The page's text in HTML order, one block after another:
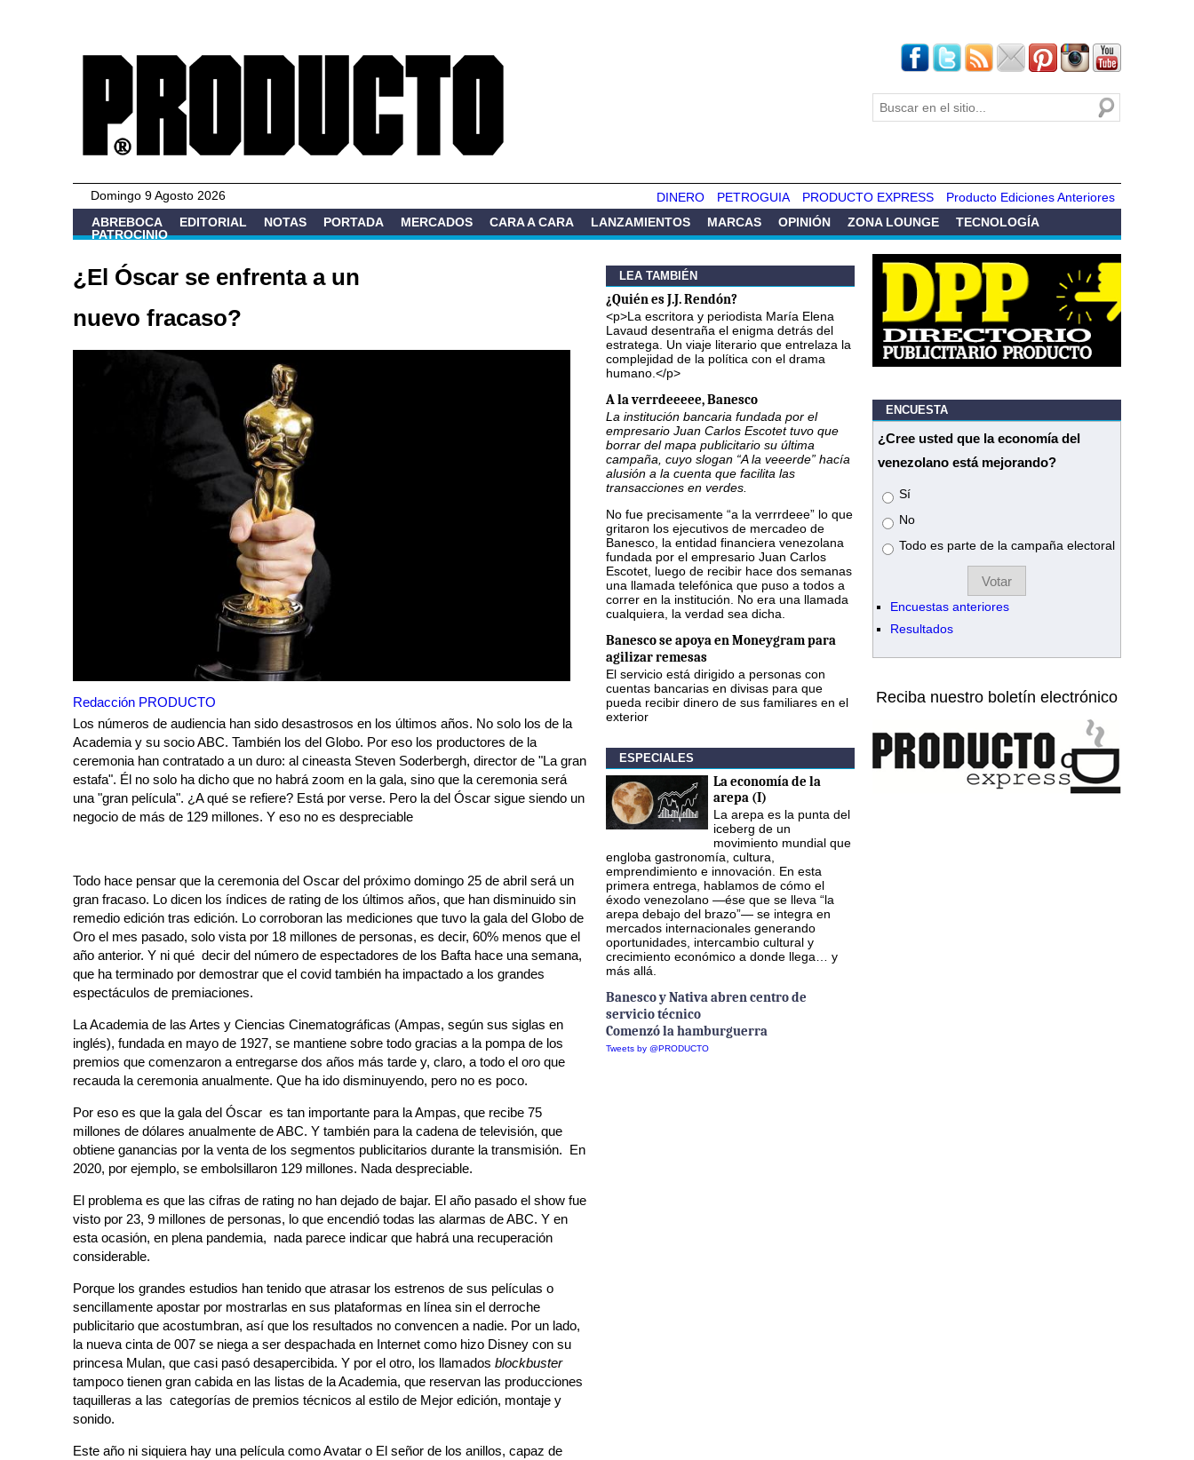
búsqueda
Buscar
Domingo 9 Agosto 2026 Producto Ediciones Anteriores
PRODUCTO EXPRESS
PETROGUIA
DINERO
ABREBOCA
EDITORIAL NOTAS PORTADA MERCADOS CARA A CARA LANZAMIENTOS MARCAS OPINIÓN ZONA LOUNGE
TECNOLOGÍA
PATROCINIO
¿El Óscar se enfrenta a un
nuevo fracaso?
Redacción PRODUCTO
Los números de audiencia han sido desastrosos en los últimos años. No solo los de la
Academia y su socio ABC. También los del Globo. Por eso los productores de la
ceremonia han contratado a un duro: al cineasta Steven Soderbergh, director de "La gran
estafa". Él no solo ha dicho que no habrá zoom en la gala, sino que la ceremonia será
una "gran película". ¿A qué se refiere? Está por verse. Pero la del Óscar sigue siendo un
negocio de más de 129 millones. Y eso no es despreciable
Todo hace pensar que la ceremonia del Oscar del próximo domingo 25 de abril será un
gran fracaso. Lo dicen los índices de rating de los últimos años, que han disminuido sin
remedio edición tras edición. Lo corroboran las mediciones que tuvo la gala del Globo de
Oro el mes pasado, solo vista por 18 millones de personas, es decir, 60% menos que el
año anterior. Y ni qué decir del número de espectadores de los Bafta hace una semana,
que ha terminado por demostrar que el covid también ha impactado a los grandes
espectáculos de premiaciones.
La Academia de las Artes y Ciencias Cinematográficas (Ampas, según sus siglas en
inglés), fundada en mayo de 1927, se mantiene sobre todo gracias a la pompa de los
premios que comenzaron a entregarse dos años más tarde y, claro, a todo el oro que
recauda la ceremonia anualmente. Que ha ido disminuyendo, pero no es poco.
Por eso es que la gala del Óscar es tan importante para la Ampas, que recibe 75
millones de dólares anualmente de ABC. Y también para la cadena de televisión, que
obtiene ganancias por la venta de los segmentos publicitarios durante la transmisión. En
2020, por ejemplo, se embolsillaron 129 millones. Nada despreciable.
El problema es que las cifras de rating no han dejado de bajar. El año pasado el show fue
visto por 23, 9 millones de personas, lo que encendió todas las alarmas de ABC. Y en
esta ocasión, en plena pandemia, nada parece indicar que habrá una recuperación
considerable.
Porque los grandes estudios han tenido que atrasar los estrenos de sus películas o
sencillamente apostar por mostrarlas en sus plataformas en línea sin el derroche
publicitario que acostumbran, así que los resultados no convencen a nadie. Por un lado,
la nueva cinta de 007 se niega a ser despachada en Internet como hizo Disney con su
princesa Mulan, que casi pasó desapercibida. Y por el otro, los llamados blockbuster
tampoco tienen gran cabida en las listas de la Academia, que reservan las producciones
taquilleras a las categorías de premios técnicos al estilo de Mejor edición, montaje y
sonido.
Este año ni siquiera hay una película como Avatar o El señor de los anillos, capaz de
LEA TAMBIÉN
¿Quién es J.J. Rendón?
<p>La escritora y periodista María Elena
Lavaud desentraña el enigma detrás del
estratega. Un viaje literario que entrelaza la
complejidad de la política con el drama
humano.</p>
A la verrdeeeee, Banesco
La institución bancaria fundada por el
empresario Juan Carlos Escotet tuvo que
borrar del mapa publicitario su última
campaña, cuyo slogan “A la veeerde” hacía
alusión a la cuenta que facilita las
transacciones en verdes.
No fue precisamente “a la verrrdeee” lo que
gritaron los ejecutivos de mercadeo de
Banesco, la entidad financiera venezolana
fundada por el empresario Juan Carlos
Escotet, luego de recibir hace dos semanas
una llamada telefónica que puso a todos a
correr en la institución. No era una llamada
cualquiera, la verdad sea dicha.
Banesco se apoya en Moneygram para
agilizar remesas
El servicio está dirigido a personas con
cuentas bancarias en divisas para que
pueda recibir dinero de sus familiares en el
exterior
ESPECIALES
La economía de la
arepa (I)
La arepa es la punta del
iceberg de un
movimiento mundial que
engloba gastronomía, cultura,
emprendimiento e innovación. En esta
primera entrega, hablamos de cómo el
éxodo venezolano —ése que se lleva “la
arepa debajo del brazo”— se integra en
mercados internacionales generando
oportunidades, intercambio cultural y
crecimiento económico a donde llega… y
más allá.
Banesco y Nativa abren centro de
servicio técnico
Comenzó la hamburguerra
Tweets by @PRODUCTO
ENCUESTA
¿Cree usted que la economía del
venezolano está mejorando?
Opciones
Sí
No
Todo es parte de la campaña electoral
Encuestas anteriores
Resultados
Reciba nuestro boletín electrónico